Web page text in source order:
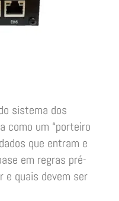
sistema dos
como um “porteiro
que entram e
em regras pré-
e quais devem ser